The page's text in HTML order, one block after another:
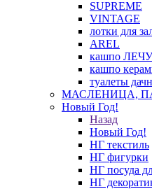
SUPREME
VINTAGE
лотки для
AREL
кашпо
кашпо
туалеты
МАСЛЕНИЦА,
Новый Год!
Назад
Новый Год!
НГ текстиль
НГ фигурки
НГ посуда
НГ